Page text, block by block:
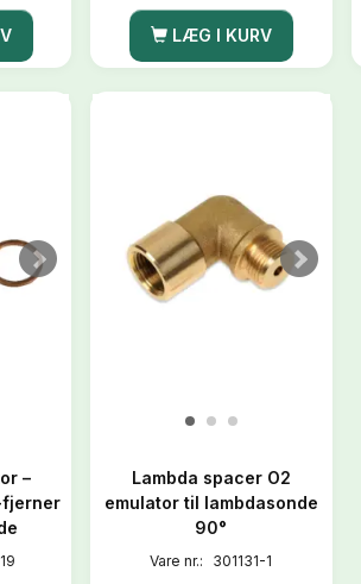
LÆG I KURV
–
Lambda spacer O2
emulator til lambdasonde
90°
Vare nr.: 301131-1